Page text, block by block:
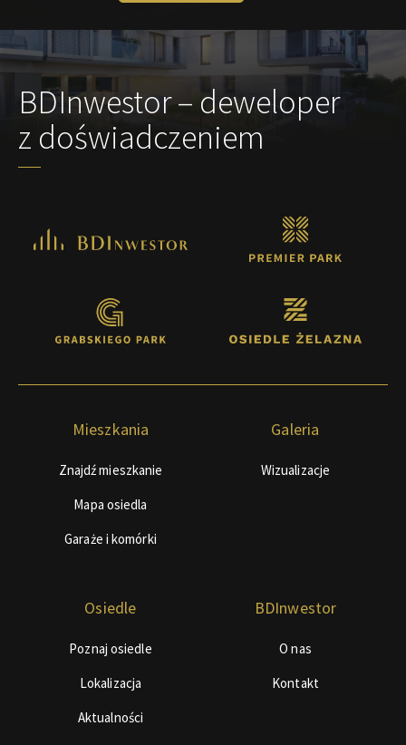
BDInwestor – deweloper
z doświadczeniem
Mieszkania
Znajdź mieszkanie
Mapa osiedla
Garaże i komórki
Galeria
Wizualizacje
Osiedle
Poznaj osiedle
Lokalizacja
Aktualności
BDInwestor
O nas
Kontakt